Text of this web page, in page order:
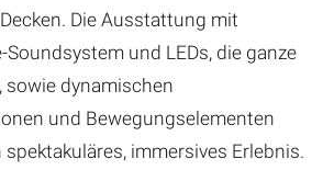
Die Ausstattung mit
Soundsystem und LEDs, die ganze
sowie dynamischen
und Bewegungselementen
immersives Erlebnis.